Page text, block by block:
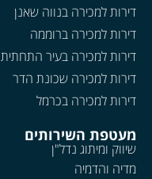
דירות למכירה בנווה שאנן
דירות למכירה ברוממה
דירות למכירה בעיר התחתית
דירות למכירה שכונת הדר
דירות למכירה בכרמל
מעטפת השירותים
שיווק ומיתוג נדל"ן
מדיה והדמיה